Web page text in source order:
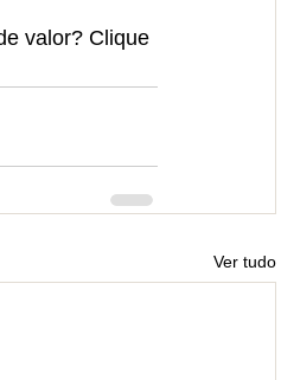
valor? Clique
Ver tudo